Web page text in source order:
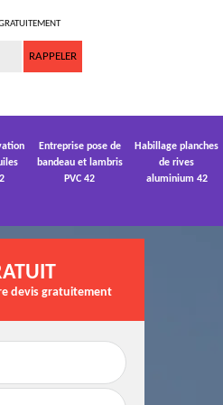
Entreprise pose de
bandeau et lambris
PVC 42
Habillage planches
de rives
aluminium 42
Devis réparation de
toiture 42
devis gratuitement